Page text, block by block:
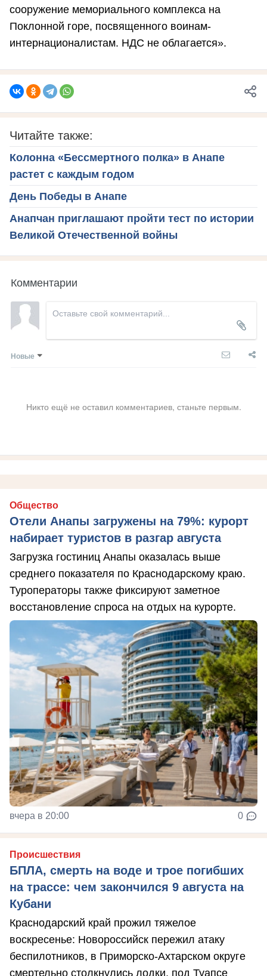
сооружение мемориального комплекса на
Поклонной горе, посвященного воинам-
интернационалистам. НДС не облагается».
Читайте также:
Колонна «Бессмертного полка» в Анапе
растет с каждым годом
День Победы в Анапе
Анапчан приглашают пройти тест по истории
Великой Отечественной войны
Комментарии
Новые
Никто ещё не оставил комментариев, станьте первым.
Общество
Отели Анапы загружены на 79%: курорт
набирает туристов в разгар августа
Загрузка гостиниц Анапы оказалась выше
среднего показателя по Краснодарскому краю.
Туроператоры также фиксируют заметное
восстановление спроса на отдых на курорте.
вчера в 20:00 0
Происшествия
БПЛА, смерть на воде и трое погибших
на трассе: чем закончился 9 августа на
Кубани
Краснодарский край прожил тяжелое
воскресенье: Новороссийск пережил атаку
беспилотников, в Приморско-Ахтарском округе
смертельно столкнулись лодки, под Туапсе